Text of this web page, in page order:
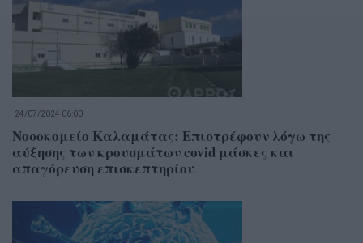
24/07/2024 06:00
Νοσοκομείο Καλαμάτας: Επιστρέφουν λόγω της
αύξησης των κρουσμάτων covid μάσκες και
απαγόρευση επισκεπτηρίου